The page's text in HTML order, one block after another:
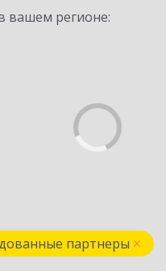
вашем регионе:
партнеры